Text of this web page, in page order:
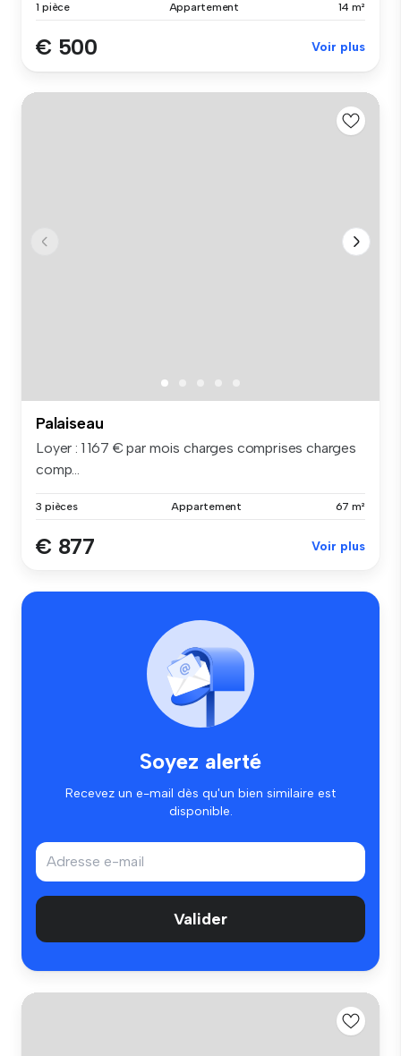
1 pièce Appartement 14 m²
€ 500 Voir plus
Palaiseau
Loyer : 1 167 € par mois charges comprises charges
comp...
3 pièces Appartement 67 m²
€ 877 Voir plus
Soyez alerté
Recevez un e-mail dès qu'un bien similaire est
disponible.
Valider